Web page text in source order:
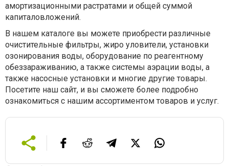
амортизационными растратами и общей суммой
капиталовложений.
В нашем каталоге вы можете приобрести различные
очистительные фильтры, жиро уловители, установки
озонирования воды, оборудование по реагентному
обеззараживанию, а также системы аэрации воды, а
также насосные установки и многие другие товары.
Посетите наш сайт, и вы сможете более подробно
ознакомиться с нашим ассортиментом товаров и услуг.